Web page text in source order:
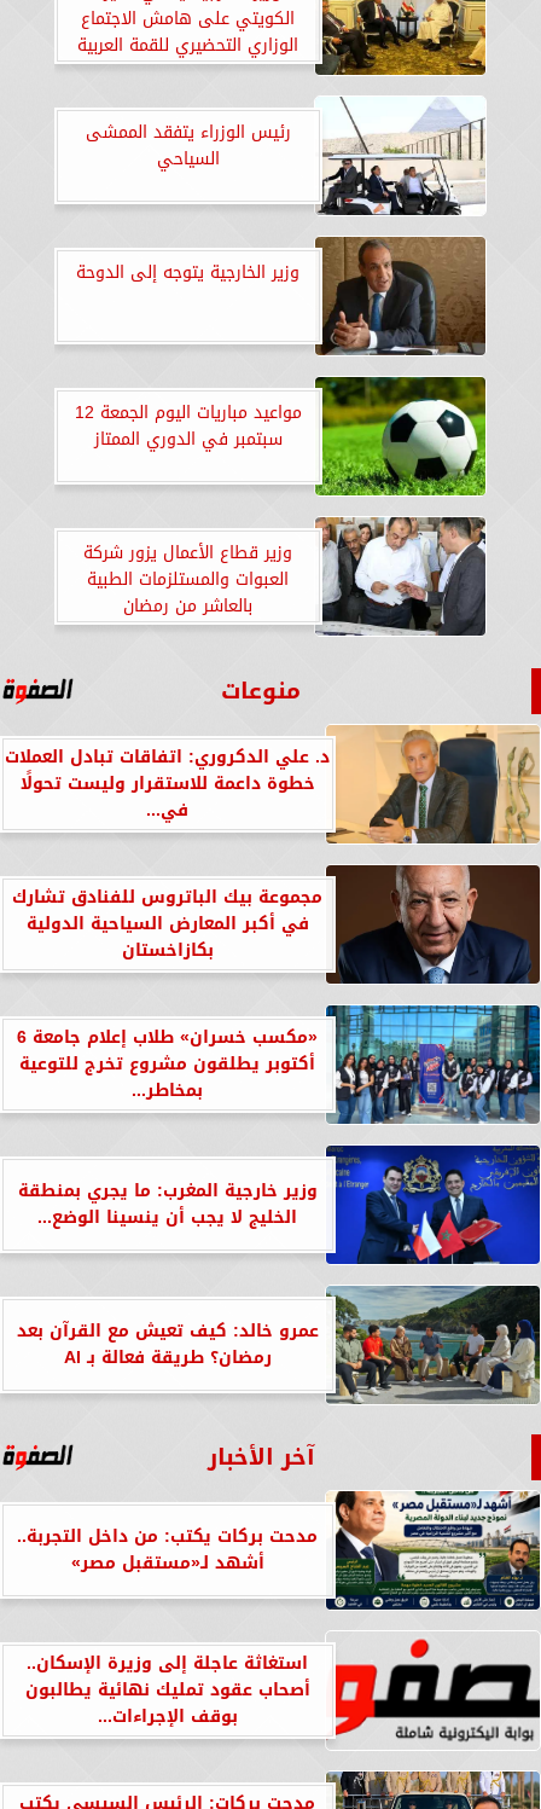
الكويتي على هامش الاجتماع
الوزاري التحضيري للقمة العربية
الإسلامية الطارئة بالدوحة
رئيس الوزراء يتفقد الممشى
السياحي
وزير الخارجية يتوجه إلى الدوحة
مواعيد مباريات اليوم الجمعة 12
سبتمبر في الدوري الممتاز
وزير قطاع الأعمال يزور شركة
العبوات والمستلزمات الطبية
بالعاشر من رمضان
منوعات
د. علي الدكروري: اتفاقات تبادل العملات
خطوة داعمة للاستقرار وليست تحولًا
في...
مجموعة بيك الباتروس للفنادق تشارك
في أكبر المعارض السياحية الدولية
بكازاخستان
«مكسب خسران» طلاب إعلام جامعة 6
أكتوبر يطلقون مشروع تخرج للتوعية
بمخاطر...
وزير خارجية المغرب: ما يجري بمنطقة
الخليج لا يجب أن ينسينا الوضع...
عمرو خالد: كيف تعيش مع القرآن بعد
رمضان؟ طريقة فعالة بـ AI
آخر الأخبار
مدحت بركات يكتب: من داخل التجربة..
أشهد لـ«مستقبل مصر»
استغاثة عاجلة إلى وزيرة الإسكان..
أصحاب عقود تمليك نهائية يطالبون
بوقف الإجراءات...